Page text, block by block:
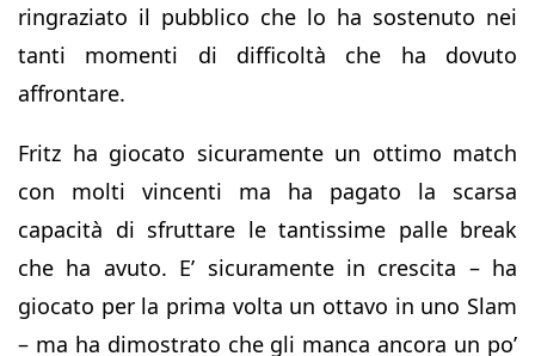
ringraziato il pubblico che lo ha sostenuto nei
tanti momenti di difficoltà che ha dovuto
affrontare.
Fritz ha giocato sicuramente un ottimo match
con molti vincenti ma ha pagato la scarsa
capacità di sfruttare le tantissime palle break
che ha avuto. E’ sicuramente in crescita – ha
giocato per la prima volta un ottavo in uno Slam
– ma ha dimostrato che gli manca ancora un po’